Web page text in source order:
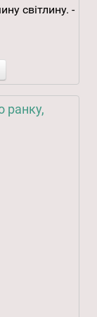
світлину. -
ранку,